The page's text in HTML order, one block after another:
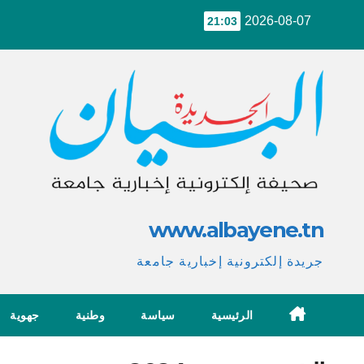
2026-08-07
21:03
www.albayene.tn
جريدة إلكترونية إخبارية جامعة
الرئيسية سياسة وطنية جهوية